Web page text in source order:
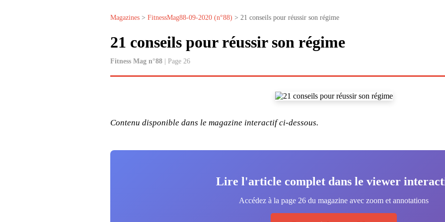
Magazines > FitnessMag88-09-2020 (n°88) > 21 conseils pour réussir son régime
21 conseils pour réussir son régime
Fitness Mag n°88 | Page 26
Contenu disponible dans le magazine interactif ci-dessous.
Lire l'article complet dans le viewer
Accédez à la page 26 du magazine avec zoom et annotations